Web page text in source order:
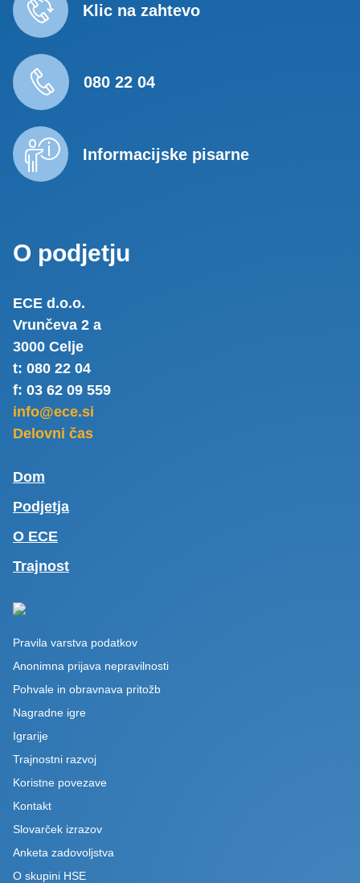
Klic na zahtevo
080 22 04
Informacijske pisarne
O podjetju
ECE d.o.o.
Vrunčeva 2 a
3000 Celje
t: 080 22 04
f: 03 62 09 559
info@ece.si
Delovni čas
Dom
Podjetja
O ECE
Trajnost
Pravila varstva podatkov
Anonimna prijava nepravilnosti
Pohvale in obravnava pritožb
Nagradne igre
Igrarije
Trajnostni razvoj
Koristne povezave
Kontakt
Slovarček izrazov
Anketa zadovoljstva
O skupini HSE